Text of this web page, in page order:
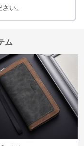
い。
ム